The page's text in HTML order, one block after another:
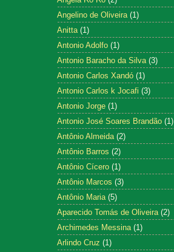
Angelino de Oliveira (1)
Anitta (1)
Antonio Adolfo (1)
Antonio Baracho da Silva (3)
Antonio Carlos Xandó (1)
Antonio Carlos k Jocafi (3)
Antonio Jorge (1)
Antonio José Soares Brandão (1)
Antônio Almeida (2)
Antônio Barros (2)
Antônio Cícero (1)
Antônio Marcos (3)
Antônio Maria (5)
Aparecido Tomás de Oliveira (2)
Archimedes Messina (1)
Arlindo Cruz (1)